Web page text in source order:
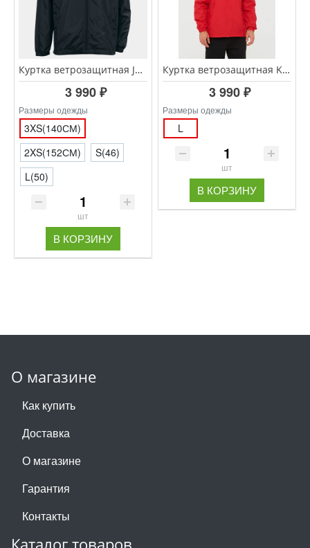
Куртка ветрозащитная JOMA IRIS 100087.100 черный
3 990 ₽
Размеры одежды
3XS(140СМ)
2XS(152СМ)
S(46)
L(50)
шт
В КОРЗИНУ
Куртка ветрозащитная KELME WINDPROOF 3801241/3803241.600
3 990 ₽
Размеры одежды
L
шт
В КОРЗИНУ
О магазине
Как купить
Доставка
О магазине
Гарантия
Контакты